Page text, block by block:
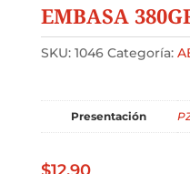
EMBASA
SKU: 1046 Categoría:
Presentación